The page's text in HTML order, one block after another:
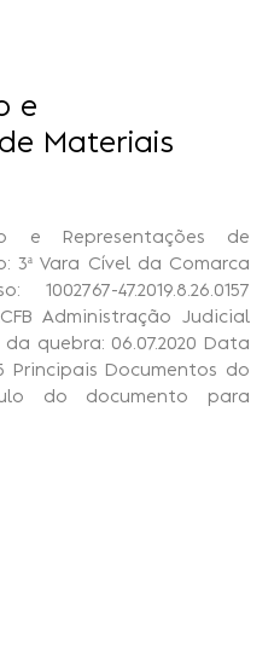
e
Materiais
e Representações de
3ª Vara Cível da Comarca
47.2019.8.26.0157
Administração Judicial
da quebra: 06.07.2020 Data
Principais Documentos do
do documento para